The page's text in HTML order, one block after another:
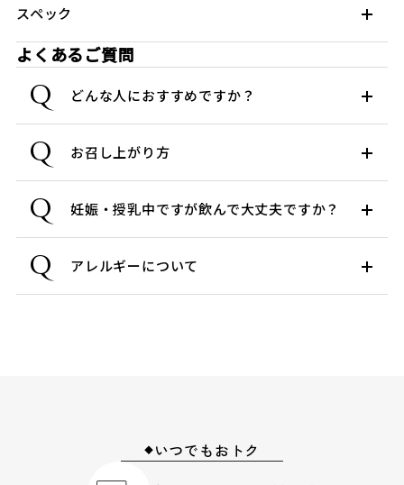
スペック
よくあるご質問
Q どんな人におすすめですか？
Q お召し上がり方
Q 妊娠・授乳中ですが飲んで大丈夫ですか？
Q アレルギーについて
◆ いつでもおトク